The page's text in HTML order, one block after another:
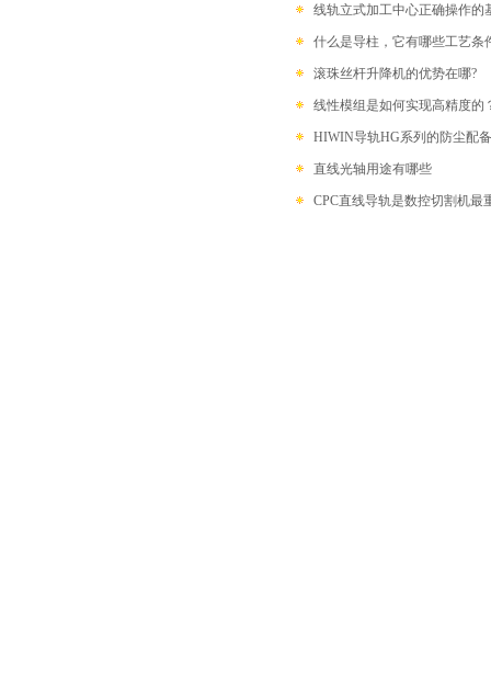
线轨立式加工中心正确操作的
什么是导柱，它有哪些工艺条
滚珠丝杆升降机的优势在哪?
线性模组是如何实现高精度的
HIWIN导轨HG系列的防尘配备
直线光轴用途有哪些
CPC直线导轨是数控切割机最